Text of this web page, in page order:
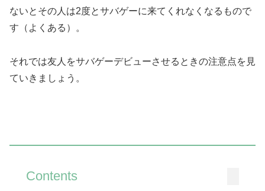
ないとその人は2度とサバゲーに来てくれなくなるもので
す（よくある）。
それでは友人をサバゲーデビューさせるときの注意点を見
ていきましょう。
Contents